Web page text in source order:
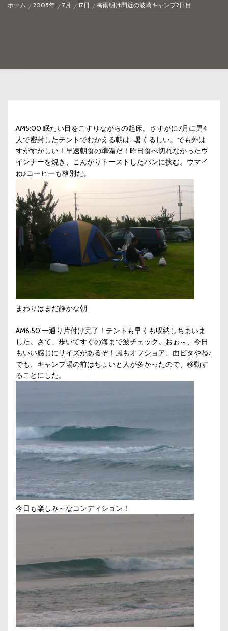
ホーム 2005年 7月 17日 梅雨明け間近の波崎キャンプ2日目
AM5:00 眠たい目をこすりながらの起床。さすがに7月に男4
人で密封したテントでむかえる朝は…暑くるしい。でも外は
すがすがしい！早速朝食の準備だ！昨日食べ切れなかったウ
インナーを焼き、こんがりトーストしたパンに挟む。ウマイ
ね♪コーヒーも格別だ。
まわりはまだ静かな朝
AM6:50 一通り片付け完了！テントも早くも収納しちまいま
した。さて、歩いてすぐの海まで波チェック。おぉ～、今日
もいい感じにサイズがあるぞ！風もオフショア、面ピタやね♪
でも、キャンプ場の前はちょいと人が多かったので、移動す
ることにした。
今日も楽しみ～なコンディション！